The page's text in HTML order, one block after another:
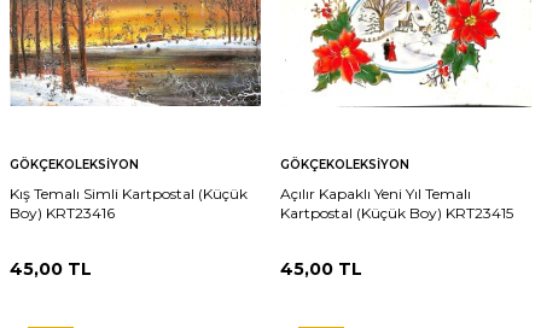
GÖKÇEKOLEKSIYON
Kış Temalı Simli Kartpostal (Küçük
Boy) KRT23416
45,00 TL
GÖKÇEKOLEKSIYON
Açılır Kapaklı Yeni Yıl Temalı
Kartpostal (Küçük Boy) KRT23415
45,00 TL